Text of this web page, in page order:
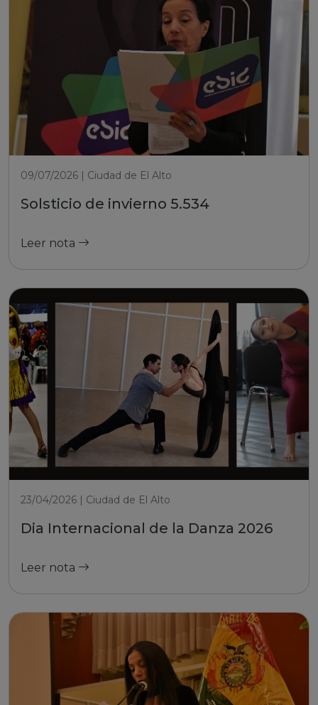
09/07/2026 | Ciudad de El Alto
Solsticio de invierno 5.534
Leer nota
23/04/2026 | Ciudad de El Alto
Dia Internacional de la Danza 2026
Leer nota